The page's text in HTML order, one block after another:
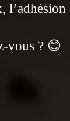
vous ? 😊